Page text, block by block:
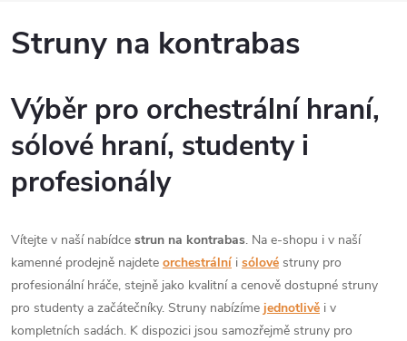
Struny na kontrabas
Výběr pro orchestrální hraní,
sólové hraní, studenty i
profesionály
Vítejte v naší nabídce strun na kontrabas. Na e-shopu i v naší
kamenné prodejně najdete orchestrální i sólové struny pro
profesionální hráče, stejně jako kvalitní a cenově dostupné struny
pro studenty a začátečníky. Struny nabízíme jednotlivě i v
kompletních sadách. K dispozici jsou samozřejmě struny pro